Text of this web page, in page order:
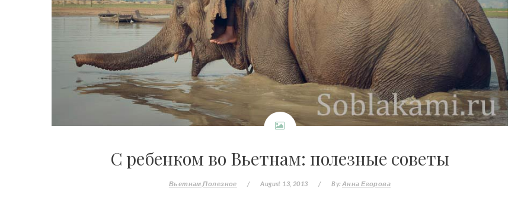
С ребенком во Вьетнам: полезные советы
Вьетнам Полезное / August 13, 2013 / By: Анна Егорова